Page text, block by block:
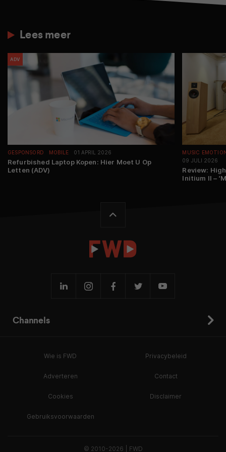
Lees meer
ADV
GESPONSORD MOBILE 01 APRIL 2026
Refurbished Laptop Kopen: Hier Moet U Op
Letten (ADV)
MUSIC
09 JULI 2026
Review:
Initium II –
Channels
Wie is FWD Privacybeleid
Adverteren Contact
Cookies Disclaimer
Gebruiksvoorwaarden
© 2010-2026 | FWD